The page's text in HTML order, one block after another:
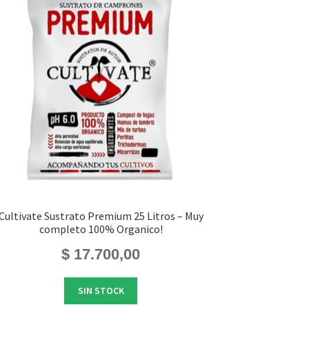
Sustrato Premium 25 Litros – Muy
completo 100% Organico!
$ 17.700,00
SIN STOCK